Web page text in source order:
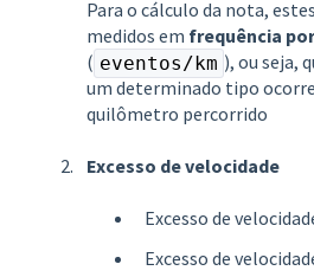
Para o cálculo da nota,
medidos em frequência
( eventos/km ), ou seja,
um determinado tipo
quilômetro percorrido
Excesso de velocidade
Excesso de
Excesso de